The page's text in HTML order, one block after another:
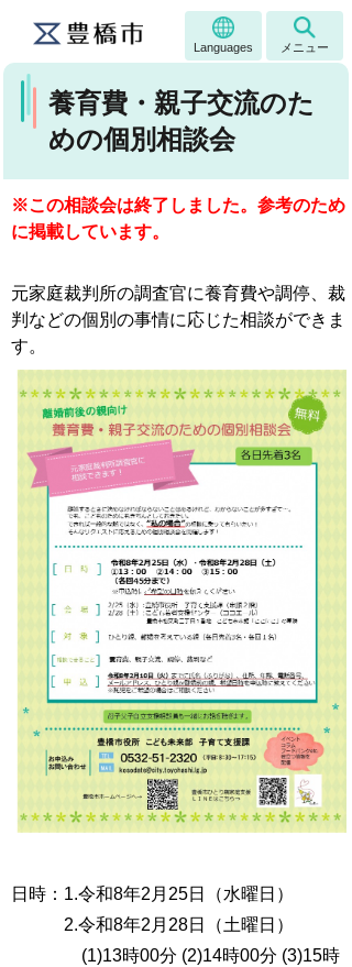
Languages メニュー
養育費・親子交流のた
めの個別相談会
※この相談会は終了しました。参考のため
に掲載しています。
元家庭裁判所の調査官に養育費や調停、裁
判などの個別の事情に応じた相談ができま
す。
日時：1.令和8年2月25日（水曜日）
2.令和8年2月28日（土曜日）
(1)13時00分 (2)14時00分 (3)15時